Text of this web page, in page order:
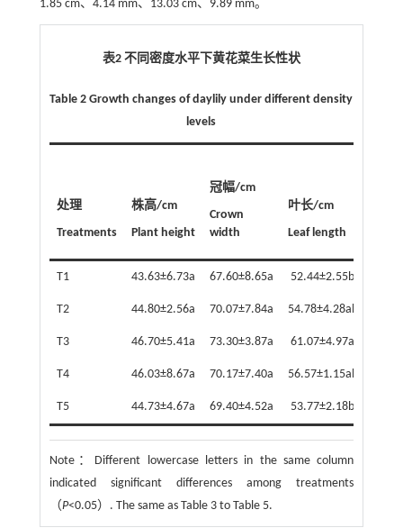
1.85 cm、4.14 mm、13.03 cm、9.89 mm。
表2 不同密度水平下黄花菜生长性状
Table 2 Growth changes of daylily under different density
levels
处理
Treatments
株高/cm
Plant height
冠幅/cm
Crown
width
叶长/cm
Leaf length
T1 43.63±6.73a 67.60±8.65a 52.44±2.55b
T2 44.80±2.56a 70.07±7.84a 54.78±4.28ab
T3 46.70±5.41a 73.30±3.87a 61.07±4.97a
T4 46.03±8.67a 70.17±7.40a 56.57±1.15ab
T5 44.73±4.67a 69.40±4.52a 53.77±2.18b
Note： Different lowercase letters in the same column
indicated significant differences among treatments
（P<0.05）. The same as Table 3 to Table 5.